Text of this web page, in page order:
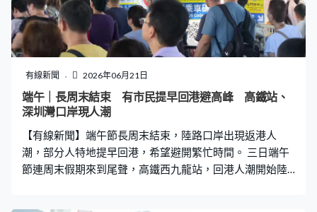
有線新聞 2026年06月21日
端午｜長周末結束 有市民提早回港避高峰 高鐵站、
深圳灣口岸現人潮
【有線新聞】端午節長周末結束，陸路口岸出現返港人
潮，部分人特地提早回港，希望避開繁忙時間。 三日端午
節連周末假期來到尾聲，高鐵西九龍站，回港人潮開始陸